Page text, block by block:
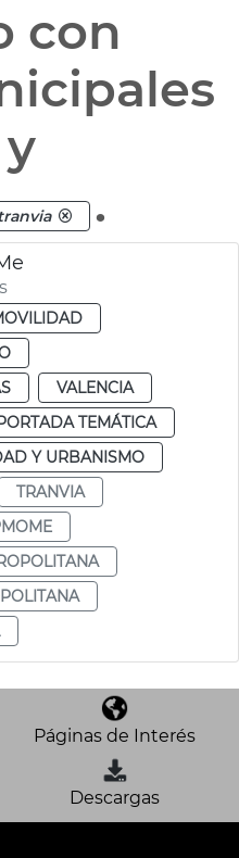
con
y
.
VALENCIA
TEMÁTICA
Y URBANISMO
TRANVIA
Páginas de Interés
Descargas